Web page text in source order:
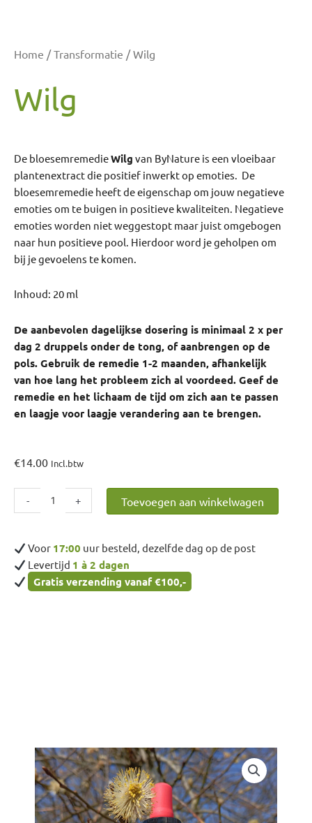
Home /Transformatie / Wilg
Wilg
De bloesemremedieWilg van ByNature is een vloeibaar
plantenextract die positief inwerkt op emoties. De
bloesemremedie heeft de eigenschap om jouw negatieve
emoties om te buigen in positieve kwaliteiten. Negatieve
emoties worden niet weggestopt maar juist omgebogen
naar hun positieve pool. Hierdoor word je geholpen om
bij je gevoelens te komen.
Inhoud: 20 ml
De aanbevolen dagelijkse dosering is minimaal 2 x per
dag 2 druppels onder de tong, of aanbrengen op de
pols. Gebruik de remedie 1-2 maanden, afhankelijk
van hoe lang het probleem zich al voordeed. Geef de
remedie en het lichaam de tijd om zich aan te passen
en laagje voor laagje verandering aan te brengen.
€14.00 Incl.btw
-
aantal
+ Toevoegen aan winkelwagen
Voor 17:00 uur besteld, dezelfde dag op de post
Levertijd 1 à 2 dagen
Gratis verzending vanaf €100,-